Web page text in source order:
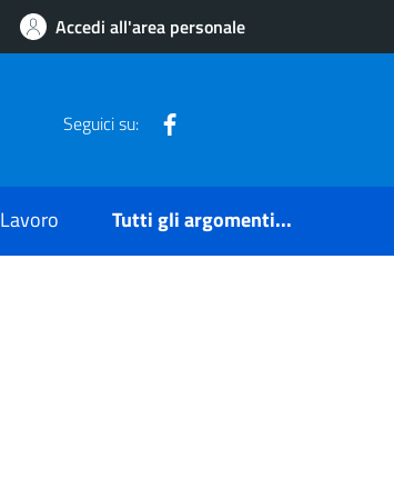
Accedi all'area personale
Seguici su:
Lavoro Tutti gli argomenti...